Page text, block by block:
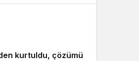
kurtuldu, çözümü